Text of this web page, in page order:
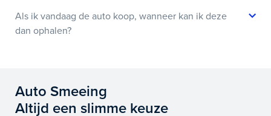
Als ik vandaag de auto koop, wanneer kan ik deze
dan ophalen?
Auto Smeeing
Altijd een slimme keuze